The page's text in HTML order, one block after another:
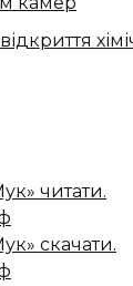
читати.
скачати.